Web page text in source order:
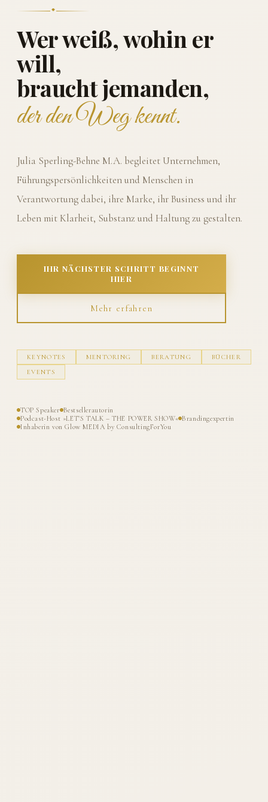
Wer weiß, wohin er
will,
braucht jemanden,
der den Weg kennt.
Julia Sperling-Behne M.A. begleitet Unternehmen,
Führungspersönlichkeiten und Menschen in
Verantwortung dabei, ihre Marke, ihr Business und ihr
Leben mit Klarheit, Substanz und Haltung zu gestalten.
IHR NÄCHSTER SCHRITT BEGINNT
HIER
Mehr erfahren
KEYNOTES MENTORING BERATUNG
BÜCHER
EVENTS
TOP Speaker Bestsellerautorin
Podcast-Host »LET'S TALK – THE POWER SHOW« Brandingexpertin
Inhaberin von Glow MEDIA by ConsultingForYou